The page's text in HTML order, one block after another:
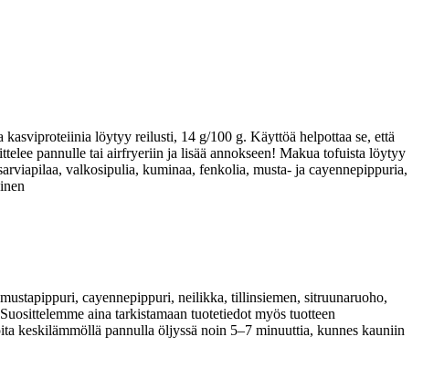
löytyy reilusti, 14 g/100 g. Käyttöä helpottaa se, että
pannulle tai airfryeriin ja lisää annokseen! Makua tofuista löytyy
valkosipulia, kuminaa, fenkolia, musta- ja cayennepippuria,
cayennepippuri, neilikka, tillinsiemen, sitruunaruoho,
aina tarkistamaan tuotetiedot myös tuotteen
keskilämmöllä pannulla öljyssä noin 5–7 minuuttia, kunnes kauniin